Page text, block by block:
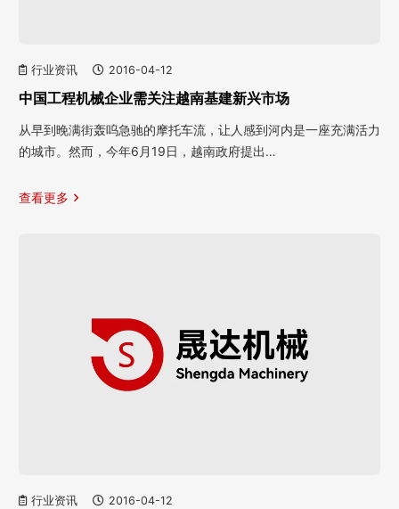
行业资讯 2016-04-12
中国工程机械企业需关注越南基建新兴市场
从早到晚满街轰呜急驰的摩托车流，让人感到河内是一座充满活力
的城市。然而，今年6月19日，越南政府提出…
查看更多
行业资讯 2016-04-12